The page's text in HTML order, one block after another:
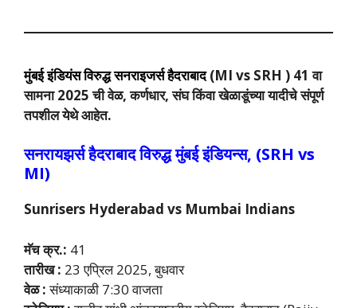
मुंबई इंडियंस विरुद्ध सनराइजर्स हैदराबाद(MI vs SRH ) 41 वा
सामना 2025 ची वेळ, कर्णधार, संघ किंवा खेळाडूंच्या यादीचे संपूर्ण
तपशील येथे आहेत.
सनरायझर्स हैदराबाद विरुद्ध मुंबई इंडियन्स, (SRH vs
MI)
Sunrisers Hyderabad vs Mumbai Indians
मॅच क्र.: 41
तारीख : 23 एप्रिल 2025, बुधवार
वेळ :संध्याकाळी 7:30 वाजता